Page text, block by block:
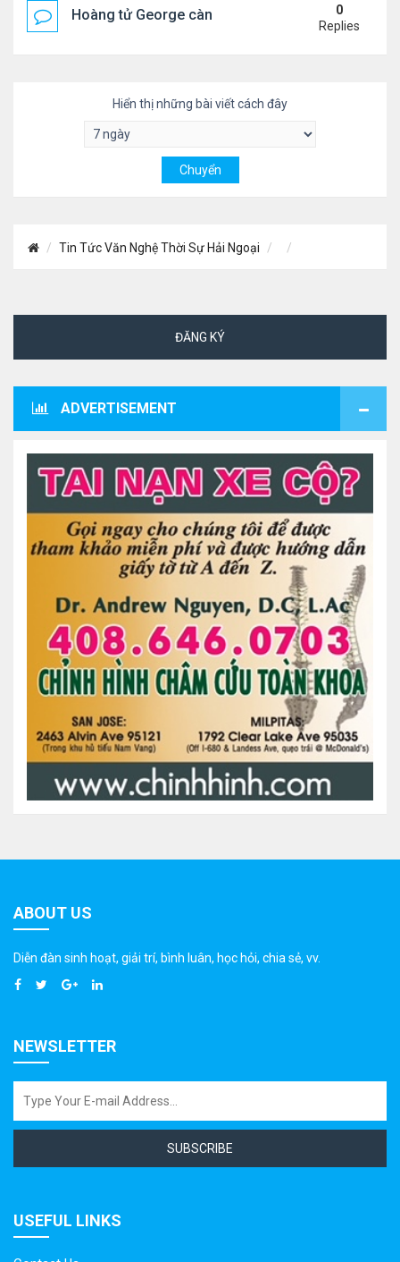
Hoàng tử George càng lớn càng điển trai0
Replies
Hiển thị những bài viết cách đây
Tin Tức Văn Nghệ Thời Sự Hải Ngoại
ĐĂNG KÝ
ADVERTISEMENT
ABOUT US
Diễn đàn sinh hoạt, giải trí, bình luân, học hỏi, chia sẻ, vv.
NEWSLETTER
SUBSCRIBE
USEFUL LINKS